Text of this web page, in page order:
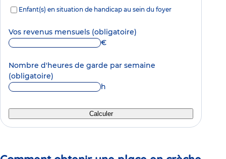
Enfant(s) en situation de handicap au sein du foyer
Vos revenus mensuels (obligatoire)
€
Nombre d'heures de garde par semaine
(obligatoire)
h
Calculer